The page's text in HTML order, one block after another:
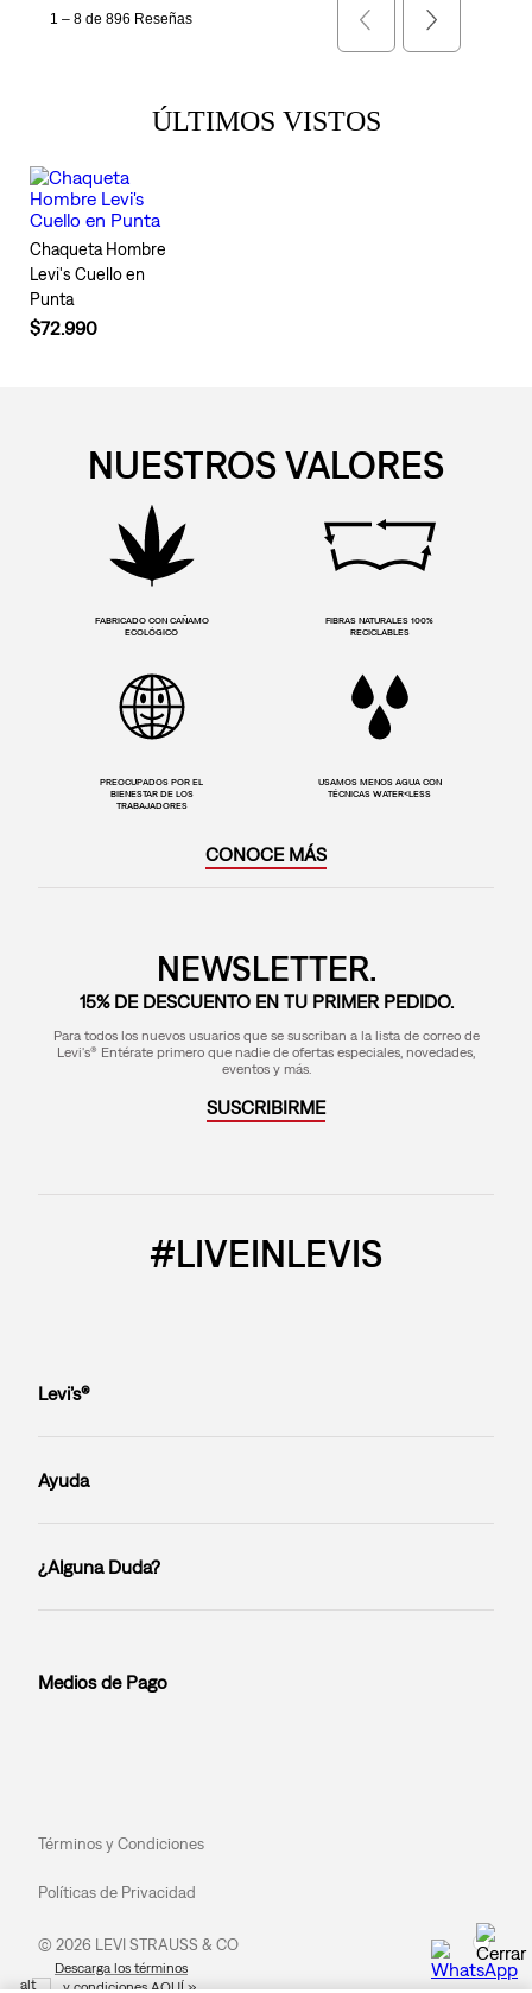
ÚLTIMOS VISTOS
Chaqueta Hombre
Levi's Cuello en
Punta
$72.990
NUESTROS VALORES
FABRICADO CON CAÑAMO
ECOLÓGICO
FIBRAS NATURALES 100%
RECICLABLES
PREOCUPADOS POR EL
BIENESTAR DE LOS
TRABAJADORES
USAMOS MENOS AGUA CON
TÉCNICAS WATER<LESS
CONOCE MÁS
NEWSLETTER.
15% DE DESCUENTO EN TU PRIMER PEDIDO.
Para todos los nuevos usuarios que se suscriban a la lista de correo de
Levi's® Entérate primero que nadie de ofertas especiales, novedades,
eventos y más.
SUSCRIBIRME
#LIVEINLEVIS
Levi’s®
Ayuda
¿Alguna Duda?
Medios de Pago
Términos y Condiciones
Políticas de Privacidad
© 2026 LEVI STRAUSS & CO
Descarga los términos
y condiciones AQUÍ »